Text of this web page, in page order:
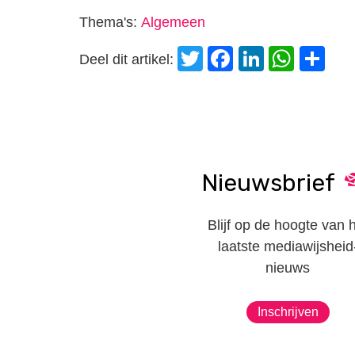
Thema's: Algemeen
Deel dit artikel: Twitter
Facebook
LinkedIn
Nieuwsbrief
Blijf op de hoogte van
laatste
nieuws
Inschrijven